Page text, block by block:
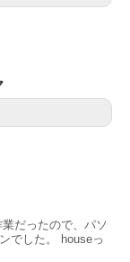
だったので、パソ
でした。 houseっ